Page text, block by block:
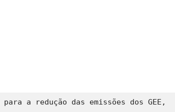
a redução das emissões dos GEE,